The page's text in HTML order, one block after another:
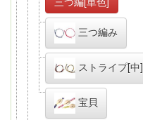
三つ編み
ストライプ[中]
宝貝